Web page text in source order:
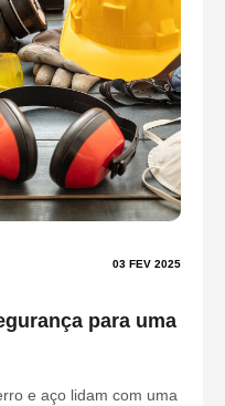
03 FEV 2025
para uma
e aço lidam com uma